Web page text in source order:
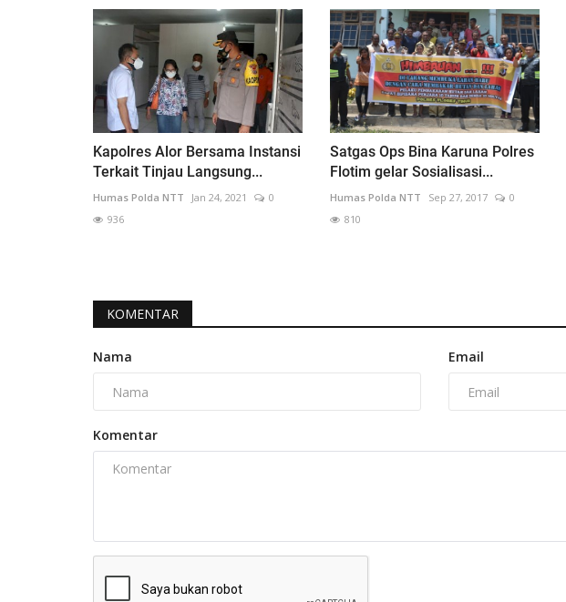
Kapolres Alor Bersama Instansi
Terkait Tinjau Langsung...
Humas Polda NTT Jan 24, 2021
0
936
Satgas Ops Bina Karuna Polres
Flotim gelar Sosialisasi...
Humas Polda NTT Sep 27, 2017
0
810
KOMENTAR
Nama Email
Komentar